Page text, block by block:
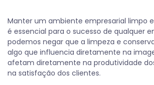
Manter um ambiente empresarial limpo
é essencial para o sucesso de qualquer
podemos negar que a limpeza e
algo que influencia diretamente na
afetam diretamente na produtividade
na satisfação dos clientes.